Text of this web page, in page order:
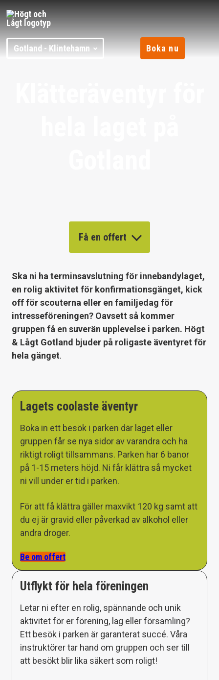
Gotland - Klintehamn Boka nu
Få en offert
Ska ni ha terminsavslutning för innebandylaget,
en rolig aktivitet för konfirmationsgänget, kick
off för scouterna eller en familjedag för
intresseföreningen? Oavsett så kommer
gruppen få en suverän upplevelse i parken. Högt
& Lågt Gotland bjuder på roligaste äventyret för
hela gänget.
Lagets coolaste äventyr
Boka in ett besök i parken där laget eller
gruppen får se nya sidor av varandra och ha
riktigt roligt tillsammans. Parken har 6 banor
på 1-15 meters höjd. Ni får klättra så mycket
ni vill under er tid i parken.
För att få klättra gäller maxvikt 120 kg samt att
du ej är gravid eller påverkad av alkohol eller
andra droger.
Be om offert
Utflykt för hela föreningen
Letar ni efter en rolig, spännande och unik
aktivitet för er förening, lag eller församling?
Ett besök i parken är garanterat succé. Våra
instruktörer tar hand om gruppen och ser till
att besökt blir lika säkert som roligt!